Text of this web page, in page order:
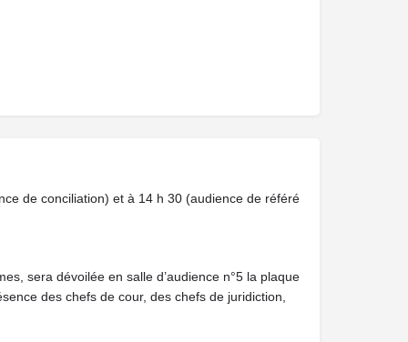
de conciliation) et à 14 h 30 (audience de référé
sera dévoilée en salle d’audience n°5 la plaque
des chefs de cour, des chefs de juridiction,